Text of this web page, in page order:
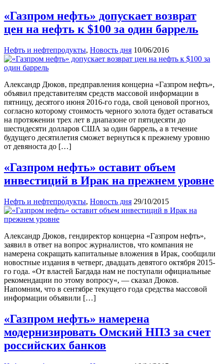
«Газпром нефть» допускает возврат
цен на нефть к $100 за один баррель
Нефть и нефтепродукты, Новость дня 10/06/2016
Александр Дюков, предправления концерна «Газпром нефть»,
объявил представителям средств массовой информации в
пятницу, десятого июня 2016-го года, свой ценовой прогноз,
согласно которому стоимость черного золота будет оставаться
на протяжении трех лет в диапазоне от пятидесяти до
шестидесяти долларов США за один баррель, а в течение
будущего десятилетия сможет вернуться к прежнему уровню
от девяноста до […]
«Газпром нефть» оставит объем
инвестиций в Ирак на прежнем уровне
Нефть и нефтепродукты, Новость дня 29/10/2015
Александр Дюков, гендиректор концерна «Газпром нефть»,
заявил в ответ на вопрос журналистов, что компания не
намерена сокращать капитальные вложения в Ирак, сообщили
новостные издания в четверг, двадцать девятого октября 2015-
го года. «От властей Багдада нам не поступали официальные
рекомендации по этому вопросу«, — сказал Дюков.
Напомним, что в сентябре текущего года средства массовой
информации объявили […]
«Газпром нефть» намерена
модернизировать Омский НПЗ за счет
российских банков